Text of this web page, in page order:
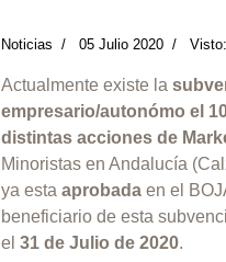
Noticias 05 Julio 2020
Actualmente existe la
empresario/autonómo el
distintas acciones de
Minoristas en Andalucía
ya esta aprobada en el
beneficiario de esta
el 31 de Julio de 2020.